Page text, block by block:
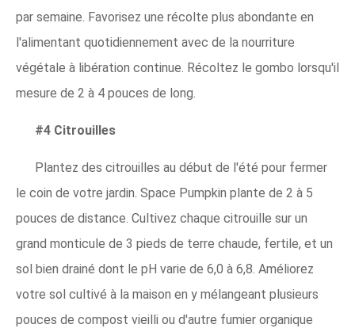
par semaine. Favorisez une récolte plus abondante en
l'alimentant quotidiennement avec de la nourriture
végétale à libération continue. Récoltez le gombo lorsqu'il
mesure de 2 à 4 pouces de long.
#4 Citrouilles
Plantez des citrouilles au début de l'été pour fermer
le coin de votre jardin. Space Pumpkin plante de 2 à 5
pouces de distance. Cultivez chaque citrouille sur un
grand monticule de 3 pieds de terre chaude, fertile, et un
sol bien drainé dont le pH varie de 6,0 à 6,8. Améliorez
votre sol cultivé à la maison en y mélangeant plusieurs
pouces de compost vieilli ou d'autre fumier organique